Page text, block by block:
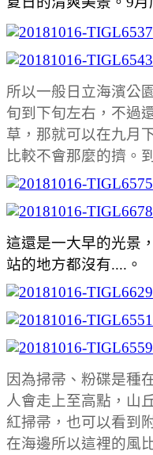
所以一般日立海濱公
旬到下旬左右，不過
草，那就可以在九月
比較不會那麼的擠。
這還是一大早的光景
站的地方都沒有....。
因為掃帚、粉碟是種
人會走上至高點，山
紅掃帚，也可以看到
在海邊所以這裡的風